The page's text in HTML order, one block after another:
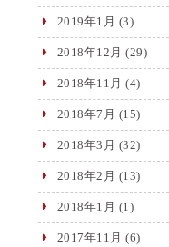
2019年1月 (3)
2018年12月 (29)
2018年11月 (4)
2018年7月 (15)
2018年3月 (32)
2018年2月 (13)
2018年1月 (1)
2017年11月 (6)